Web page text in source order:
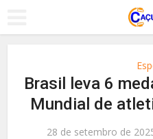
Brasil leva 6
Mundial de
28 de setembro de